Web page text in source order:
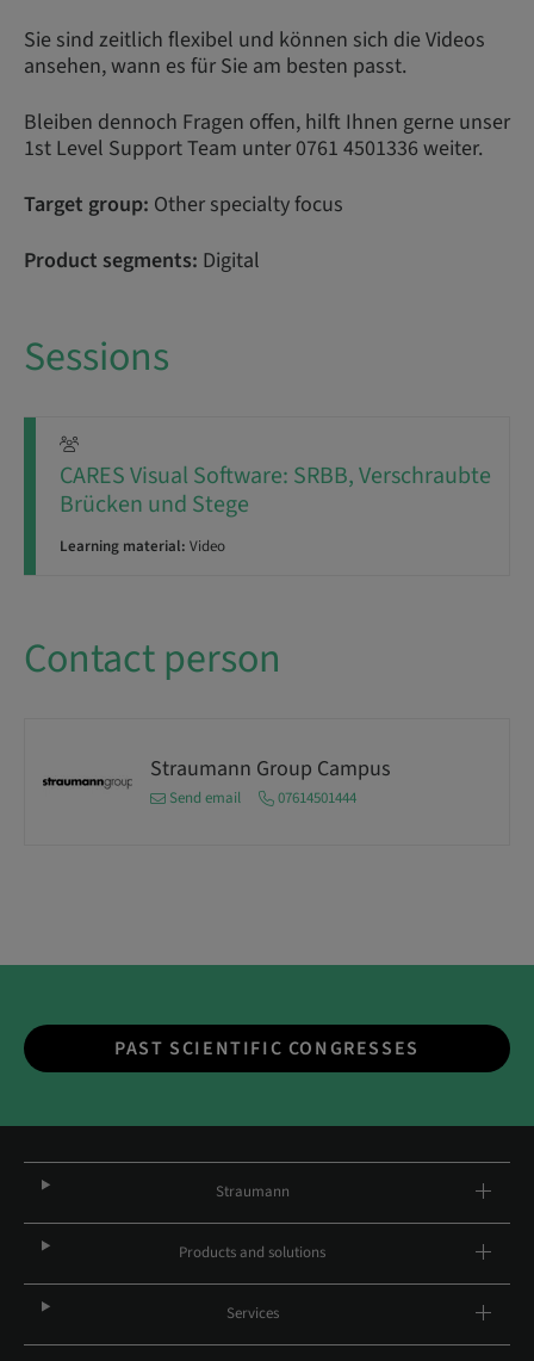
Sie sind zeitlich flexibel und können sich die Videos
ansehen, wann es für Sie am besten passt.
Bleiben dennoch Fragen offen, hilft Ihnen gerne unser
1st Level Support Team unter 0761 4501336 weiter.
Target group: Other specialty focus
Product segments: Digital
Sessions
CARES Visual Software: SRBB, Verschraubte
Brücken und Stege
Learning material: Video
Contact person
Straumann Group Campus
Send email 07614501444
PAST SCIENTIFIC CONGRESSES
Straumann
Products and solutions
Services